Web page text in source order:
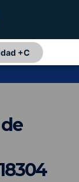
+C